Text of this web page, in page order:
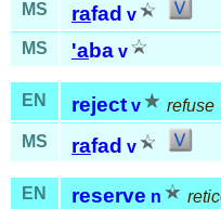
MS
rafad v
MS 'aba v
EN reject v
refuse
MS
rafad v
EN reserve n